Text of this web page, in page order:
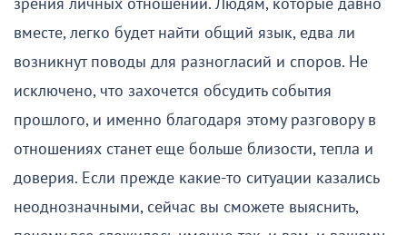
зрения личных отношений. Людям, которые давно
вместе, легко будет найти общий язык, едва ли
возникнут поводы для разногласий и споров. Не
исключено, что захочется обсудить события
прошлого, и именно благодаря этому разговору в
отношениях станет еще больше близости, тепла и
доверия. Если прежде какие-то ситуации казались
неоднозначными, сейчас вы сможете выяснить,